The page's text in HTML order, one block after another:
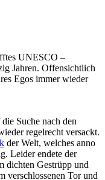
UNESCO –
Jahren. Offensichtlich
Egos immer wieder
Suche nach den
regelrecht versackt.
der Welt, welches anno
Leider endete der
dichten Gestrüpp und
verschlossenen Tor und